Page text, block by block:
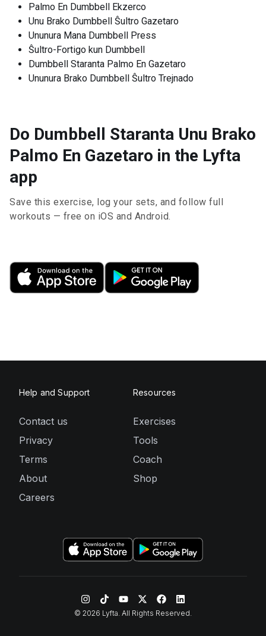
Palmo En Dumbbell Ekzerco
Unu Brako Dumbbell Ŝultro Gazetaro
Ununura Mana Dumbbell Press
Ŝultro-Fortigo kun Dumbbell
Dumbbell Staranta Palmo En Gazetaro
Ununura Brako Dumbbell Ŝultro Trejnado
Do Dumbbell Staranta Unu Brako
Palmo En Gazetaro in the Lyfta
app
Save this exercise, log your sets, and follow full
workouts — free on iOS and Android.
Help and Support
Contact us
Privacy
Terms
About
Careers
Resources
Exercises
Tools
Coach
Shop
© 2026 Lyfta. All Rights Reserved.